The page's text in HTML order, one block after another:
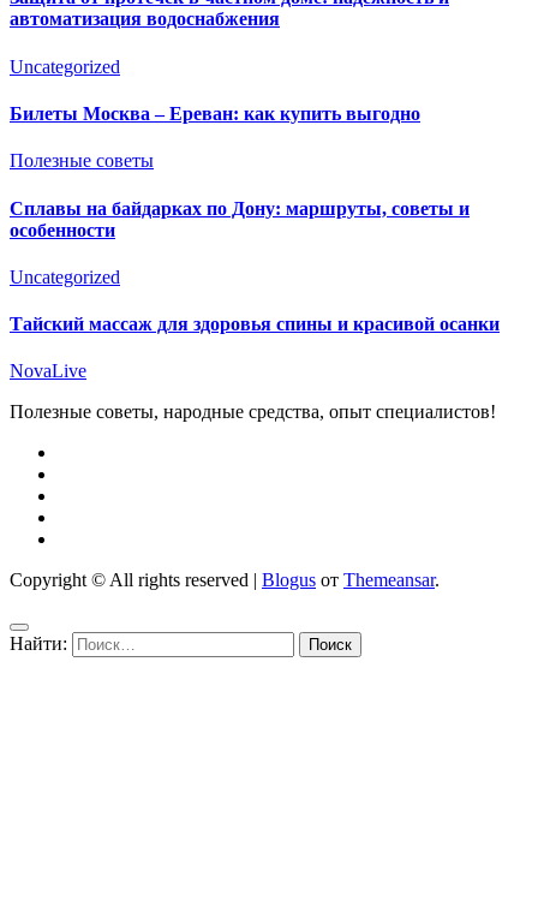
автоматизация водоснабжения
Uncategorized
Билеты Москва – Ереван: как купить выгодно
Полезные советы
Сплавы на байдарках по Дону: маршруты, советы и
особенности
Uncategorized
Тайский массаж для здоровья спины и красивой осанки
NovaLive
Полезные советы, народные средства, опыт специалистов!
Copyright © All rights reserved | Blogus от Themeansar.
Найти: